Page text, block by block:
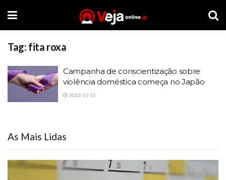
Tag: fita roxa
Campanha de conscientização sobre
violência doméstica começa no Japão
2023-11-15
As Mais Lidas